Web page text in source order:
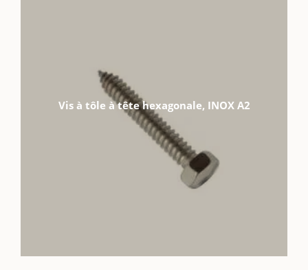
Vis à tôle à tête hexagonale, INOX A2